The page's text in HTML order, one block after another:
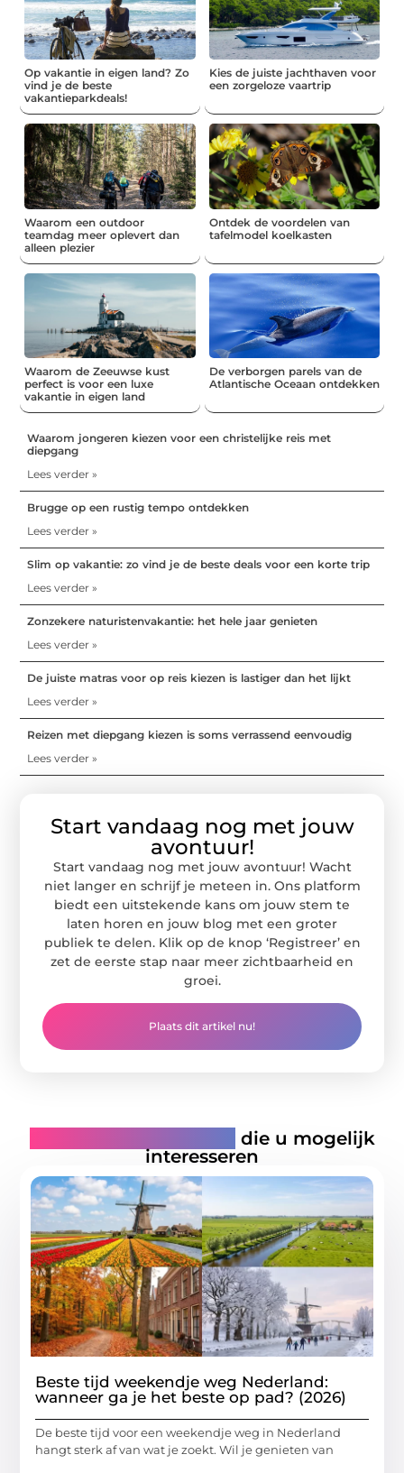
Op vakantie in eigen land? Zo
vind je de beste
vakantieparkdeals!
Kies de juiste jachthaven voor
een zorgeloze vaartrip
Waarom een outdoor
teamdag meer oplevert dan
alleen plezier
Ontdek de voordelen van
tafelmodel koelkasten
Waarom de Zeeuwse kust
perfect is voor een luxe
vakantie in eigen land
De verborgen parels van de
Atlantische Oceaan ontdekken
Waarom jongeren kiezen voor een christelijke reis met
diepgang
Lees verder »
Brugge op een rustig tempo ontdekken
Lees verder »
Slim op vakantie: zo vind je de beste deals voor een korte trip
Lees verder »
Zonzekere naturistenvakantie: het hele jaar genieten
Lees verder »
De juiste matras voor op reis kiezen is lastiger dan het lijkt
Lees verder »
Reizen met diepgang kiezen is soms verrassend eenvoudig
Lees verder »
Start vandaag nog met jouw
avontuur!
Start vandaag nog met jouw avontuur! Wacht
niet langer en schrijf je meteen in. Ons platform
biedt een uitstekende kans om jouw stem te
laten horen en jouw blog met een groter
publiek te delen. Klik op de knop ‘Registreer’ en
zet de eerste stap naar meer zichtbaarheid en
groei.
Plaats dit artikel nu!
die u mogelijk
interesseren
Beste tijd weekendje weg Nederland:
wanneer ga je het beste op pad? (2026)
De beste tijd voor een weekendje weg in Nederland
hangt sterk af van wat je zoekt. Wil je genieten van